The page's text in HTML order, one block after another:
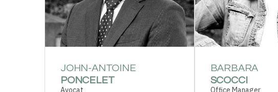
JOHN-ANTOINE
PONCELET
Avocat
BARBARA
SCOCCI
Office Manager